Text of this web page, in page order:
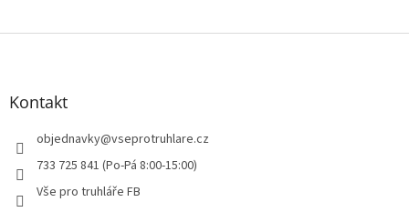
Z
Kontakt
objednavky@vseprotruhlare.cz
733 725 841 (Po-Pá 8:00-15:00)
Vše pro truhláře FB